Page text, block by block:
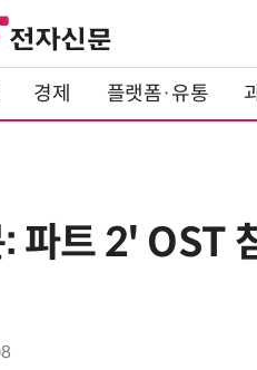
경제 플랫폼·유통
파트 2' OST